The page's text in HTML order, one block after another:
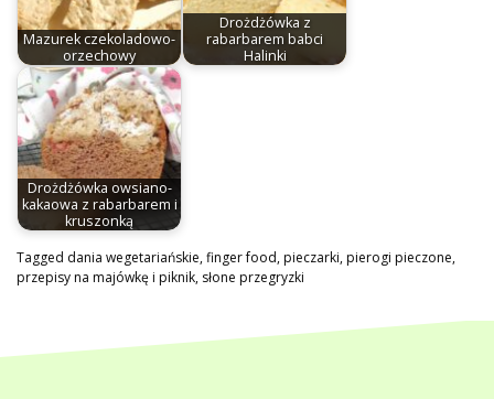
Mazurek czekoladowo-
orzechowy
Drożdżówka z
rabarbarem babci
Halinki
Drożdżówka owsiano-
kakaowa z rabarbarem i
kruszonką
Tagged dania wegetariańskie,finger food,pieczarki,pierogi pieczone,
przepisy na majówkę i piknik, słone przegryzki